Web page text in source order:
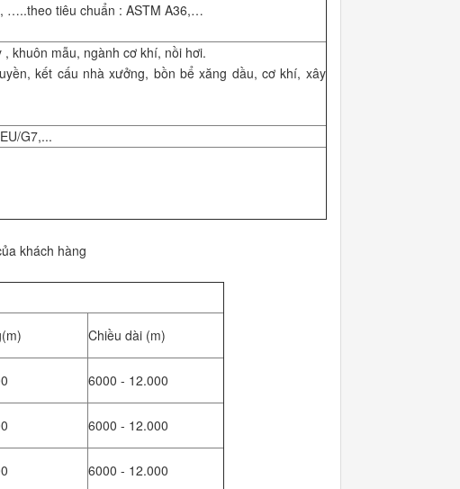
…..theo tiêu chuẩn : ASTM A36,…
mẫu, ngành cơ khí, nồi hơi.
kết cấu nhà xưởng, bồn bể xăng dầu, cơ khí, xây
G7,...
khách hàng
Chiều dài (m)
6000 - 12.000
6000 - 12.000
6000 - 12.000